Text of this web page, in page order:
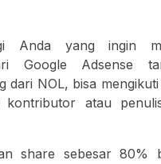
Anda yang ingin
Google Adsense
dari NOL, bisa
kontributor atau
share sebesar 80%